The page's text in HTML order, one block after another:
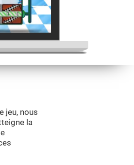
jeu, nous
la